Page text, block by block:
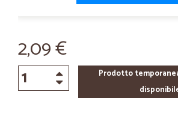
2,09 €
Prodotto